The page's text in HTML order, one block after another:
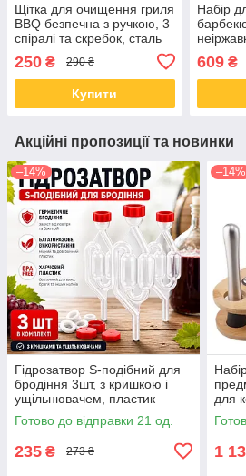
Щітка для очищення гриля
BBQ безпечна з ручкою, 3
спіралі та скребок, сталь
250 ₴ 290 ₴
Купити
Набір
609₴
Акційні пропозиції та новинки
–14%
Гідрозатвор S-подібний для
бродіння 3шт, з кришкою і
ущільнювачем, пластик
Готово до відправки 21 од.
235 ₴ 273 ₴
–14%
для
1